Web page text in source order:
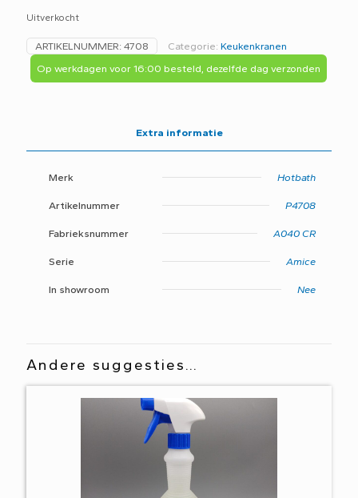
Uitverkocht
ARTIKELNUMMER: 4708 Categorie: Keukenkranen
Op werkdagen voor 16:00 besteld, dezelfde dag verzonden
Extra informatie
Merk Hotbath
Artikelnummer P4708
Fabrieksnummer A040 CR
Serie Amice
In showroom Nee
Andere suggesties…